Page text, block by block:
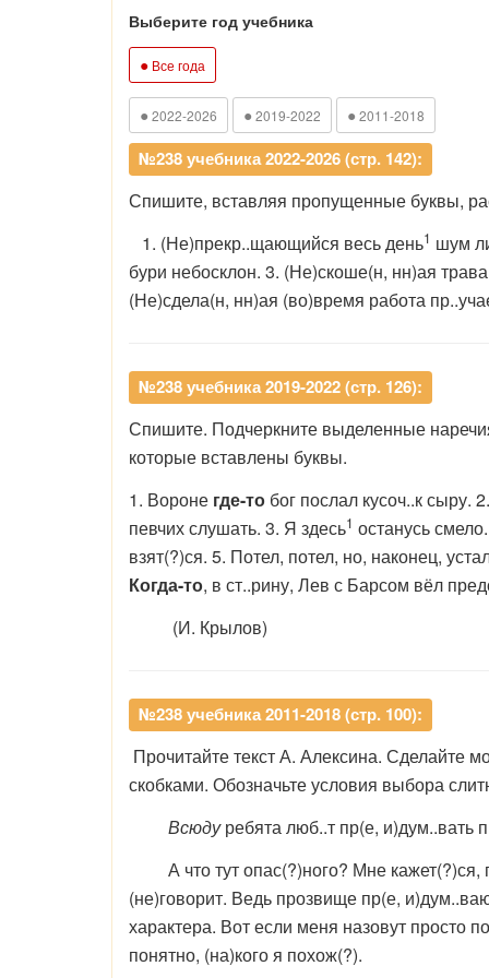
Выберите год учебника
● Все года
● 2022-2026 ● 2019-2022 ● 2011-2018
№238 учебника 2022-2026 (стр. 142):
Спишите, вставляя пропущенные буквы,
1. (Не)прекр..щающийся весь день1 шум
бури небосклон. 3. (Не)скоше(н, нн)ая
(Не)сдела(н, нн)ая (во)время работа
№238 учебника 2019-2022 (стр. 126):
Спишите. Подчеркните выделенные
которые вставлены буквы.
1. Вороне где-то бог послал кусоч..к сыру.
певчих слушать. 3. Я здесь1 останусь
взят(?)ся. 5. Потел, потел, но, наконец,
Когда-то, в ст..рину, Лев с Барсом вёл
(И. Крылов)
№238 учебника 2011-2018 (стр. 100):
Прочитайте текст А. Алексина. Сделайте
скобками. Обозначьте условия выбора
Всюдуребята люб..т пр(е, и)дум..вать
А что тут опас(?)ного? Мне кажет(?)ся,
(не)говорит. Ведь прозвище пр(е,
характера. Вот если меня назовут
понятно, (на)кого я похож(?).